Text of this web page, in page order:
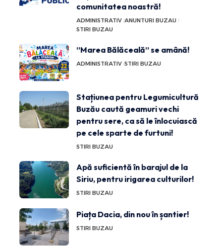
comunitatea noastră!
ADMINISTRATIV ANUNTURI BUZAU
STIRI BUZAU
”Marea Bălăceală” se amână!
ADMINISTRATIV STIRI BUZAU
Stațiunea pentru Legumicultură
Buzău caută geamuri vechi
pentru sere, ca să le înlocuiască
pe cele sparte de furtuni!
STIRI BUZAU
Apă suficientă în barajul de la
Siriu, pentru irigarea culturilor!
STIRI BUZAU
Piața Dacia, din nou în șantier!
STIRI BUZAU